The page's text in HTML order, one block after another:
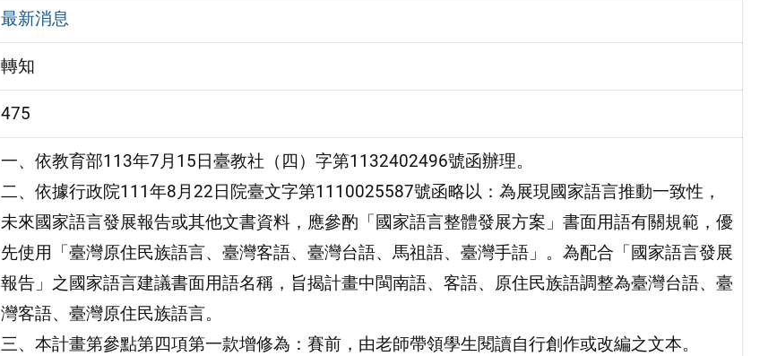
最新消息
轉知
475
一、依教育部113年7月15日臺教社（四）字第1132402496號函辦理。
二、依據行政院111年8月22日院臺文字第1110025587號函略以：為展現國家語言推動一致性，
未來國家語言發展報告或其他文書資料，應參酌「國家語言整體發展方案」書面用語有關規範，優
先使用「臺灣原住民族語言、臺灣客語、臺灣台語、馬祖語、臺灣手語」。為配合「國家語言發展
報告」之國家語言建議書面用語名稱，旨揭計畫中閩南語、客語、原住民族語調整為臺灣台語、臺
灣客語、臺灣原住民族語言。
三、本計畫第參點第四項第一款增修為：賽前，由老師帶領學生閱讀自行創作或改編之文本。